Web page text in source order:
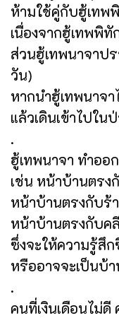
ห้ามใช้คู่กับฮู้เทพ
เนื่องจากฮู้เทพพิ
ส่วนฮู้เทพนาจาปร
วัน)
หากนำฮู้เทพนาจา
แล้วเดินเข้าไปใน
.
ฮู้เทพนาจา ทำออ
เช่น หน้าบ้านตรง
หน้าบ้านตรงกับร้
หน้าบ้านตรงกับค
ซึ่งจะให้ความรู้สึ
หรืออาจจะเป็นบ้า
.
คนที่เงินเดือนไม่ดี